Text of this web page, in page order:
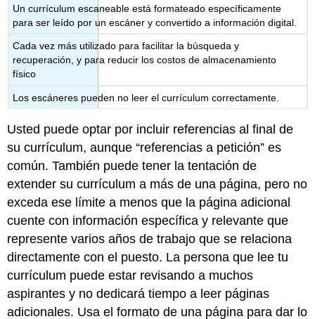
Un currículum escaneable está formateado específicamente
para ser leído por un escáner y convertido a información digital.
Cada vez más utilizado para facilitar la búsqueda y
recuperación, y para reducir los costos de almacenamiento
físico
Los escáneres pueden no leer el currículum correctamente.
Usted puede optar por incluir referencias al final de
su currículum, aunque “referencias a petición” es
común. También puede tener la tentación de
extender su currículum a más de una página, pero no
exceda ese límite a menos que la página adicional
cuente con información específica y relevante que
represente varios años de trabajo que se relaciona
directamente con el puesto. La persona que lee tu
currículum puede estar revisando a muchos
aspirantes y no dedicará tiempo a leer páginas
adicionales. Usa el formato de una página para dar lo